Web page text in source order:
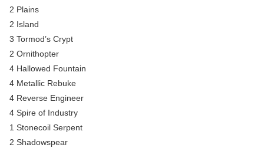
2 Plains
2 Island
3 Tormod’s Crypt
2 Ornithopter
4 Hallowed Fountain
4 Metallic Rebuke
4 Reverse Engineer
4 Spire of Industry
1 Stonecoil Serpent
2 Shadowspear